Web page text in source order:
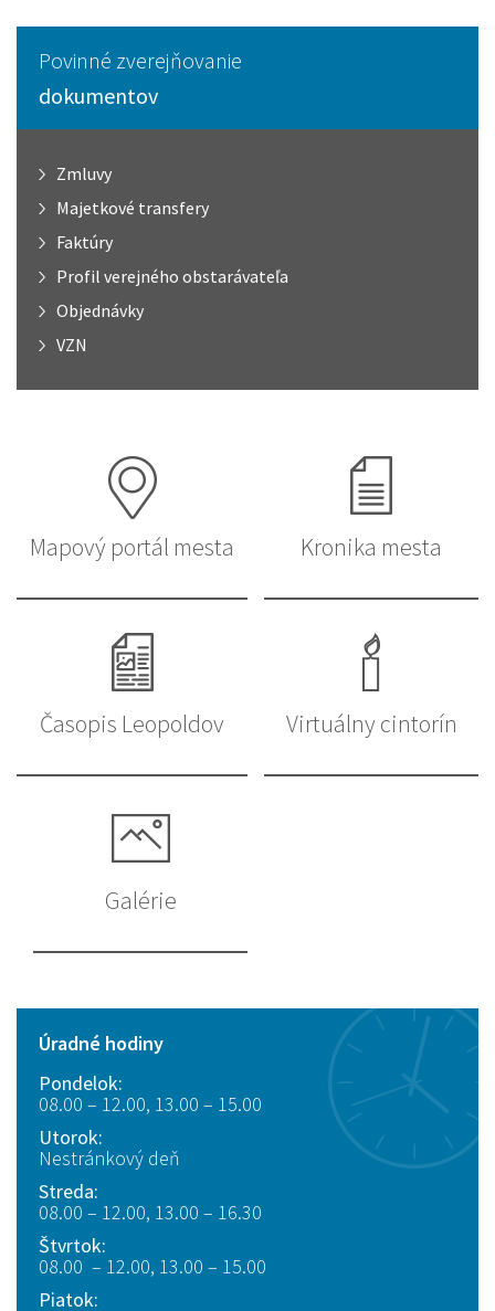
Povinné zverejňovanie
dokumentov
Zmluvy
Majetkové transfery
Faktúry
Profil verejného obstarávateľa
Objednávky
VZN
Mapový portál mesta Kronika mesta
Časopis Leopoldov Virtuálny cintorín
Galérie
Úradné hodiny
Pondelok:
08.00 – 12.00, 13.00 – 15.00
Utorok:
Nestránkový deň
Streda:
08.00 – 12.00, 13.00 – 16.30
Štvrtok:
08.00 – 12.00, 13.00 – 15.00
Piatok: